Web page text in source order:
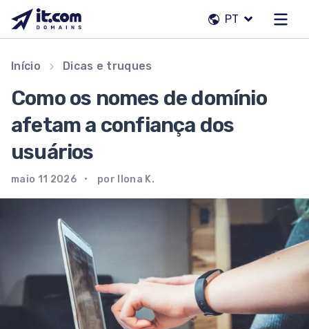
para
o
PT
Nossa equipe
Contatos
Registradores
PT
Início Dicas e truques
Como os nomes de domínio
afetam a confiança dos
usuários
maio 11 2026 por Ilona K.